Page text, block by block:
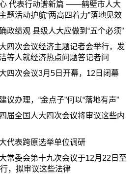
代表行动谱新篇 ——鹤壁市人大
题活动护航“两高四着力”落地见效
政绩观 县级人大应做到“五个必须”
四次会议经济主题记者会举行，发
等人就经济热点问题答记者问
四次会议3月5日开幕，12日闭幕
议办理，“金点子”何以“落地有声”
届全国人大四次会议将审议这些内
代表跨原选举单位调研
常委会第十九次会议于12月22日至
，拟审议这些法律